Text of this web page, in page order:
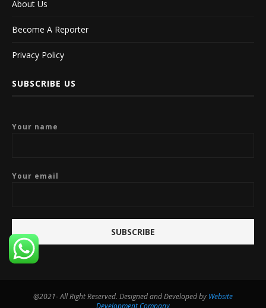
About Us
Become A Reporter
Privacy Policy
SUBSCRIBE US
Your name
Your email
@2021- All Right Reserved. Designed and Developed by Website
Development Company